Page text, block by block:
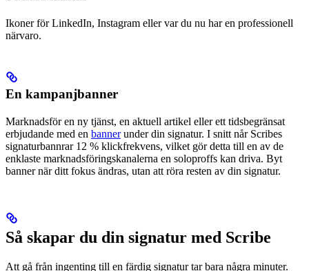
Ikoner för LinkedIn, Instagram eller var du nu har en professionell
närvaro.
En kampanjbanner
Marknadsför en ny tjänst, en aktuell artikel eller ett tidsbegränsat
erbjudande med en bannerunder din signatur. I snitt når Scribes
signaturbannrar 12 % klickfrekvens, vilket gör detta till en av de
enklaste marknadsföringskanalerna en soloproffs kan driva. Byt
banner när ditt fokus ändras, utan att röra resten av din signatur.
Så skapar du din signatur med Scribe
Att gå från ingenting till en färdig signatur tar bara några minuter.